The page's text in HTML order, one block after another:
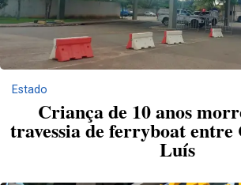
Estado
Criança de 10 anos
travessia de ferryboat entre
Luís